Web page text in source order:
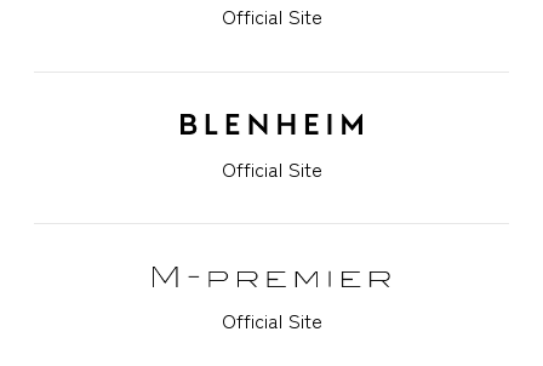
Official Site
Official Site
Official Site